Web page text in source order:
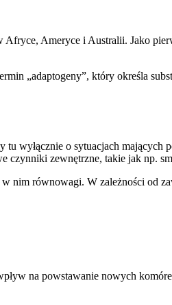
Afryce, Ameryce i Australii. Jako
„adaptogeny”, który określa
wyłącznie o sytuacjach
czynniki zewnętrzne, takie jak np.
równowagi. W zależności od
na powstawanie nowych